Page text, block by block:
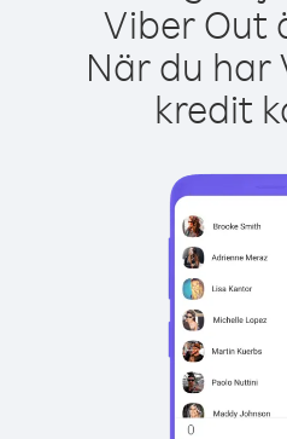
Viber Out
När du har
kredit